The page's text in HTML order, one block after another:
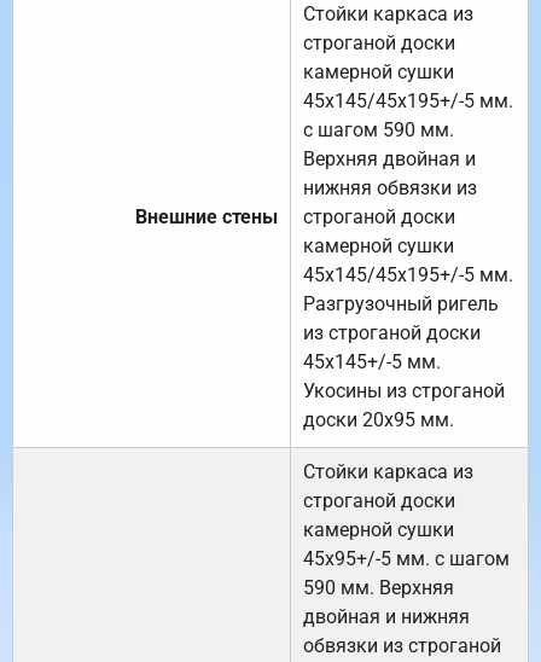
Внешние стены
Стойки каркаса из
строганой доски
камерной сушки
45х145/45х195+/-5 мм.
с шагом 590 мм.
Верхняя двойная и
нижняя обвязки из
строганой доски
камерной сушки
45х145/45х195+/-5 мм.
Разгрузочный ригель
из строганой доски
45х145+/-5 мм.
Укосины из строганой
доски 20х95 мм.
Стойки каркаса из
строганой доски
камерной сушки
45х95+/-5 мм. с шагом
590 мм. Верхняя
двойная и нижняя
обвязки из строганой